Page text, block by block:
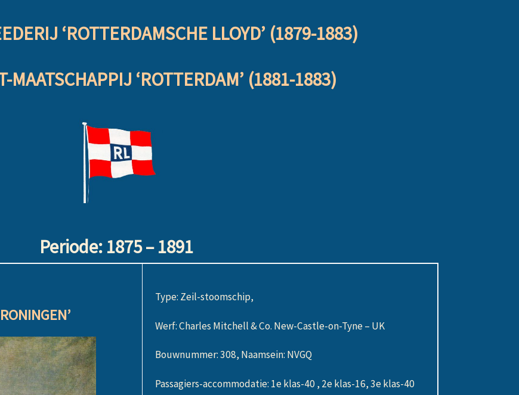
‘ROTTERDAMSCHE LLOYD’ (1879-1883)
MAATSCHAPPIJ ‘ROTTERDAM’ (1881-1883)
Periode: 1875 – 1891
Type: Zeil-stoomschip,
Werf: Charles Mitchell & Co. New-Castle-on-Tyne – UK
Bouwnummer: 308, Naamsein: NVGQ
Passagiers-accommodatie: 1e klas-40 , 2e klas-16, 3e klas-40